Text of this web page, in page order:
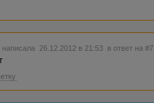
написала 26.12.2012 в 21:53 в ответ на #7